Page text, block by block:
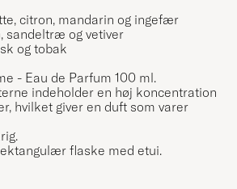
citron, mandarin og ingefær
sandeltræ og vetiver
og tobak
- Eau de Parfum 100 ml.
indeholder en høj koncentration
hvilket giver en duft som varer
flaske med etui.